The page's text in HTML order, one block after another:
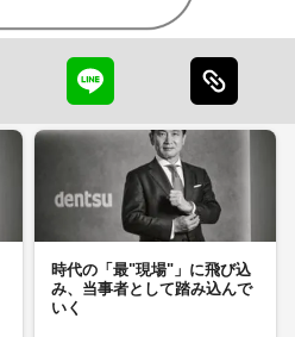
時代の「最"現場"」に飛び込
み、当事者として踏み込んで
いく